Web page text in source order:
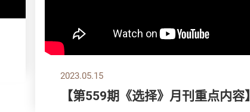
2023.05.15
【第559期《选择》月刊重点内容】